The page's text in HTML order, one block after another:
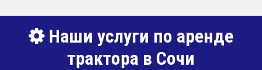
Наши услуги по аренде
трактора в Сочи